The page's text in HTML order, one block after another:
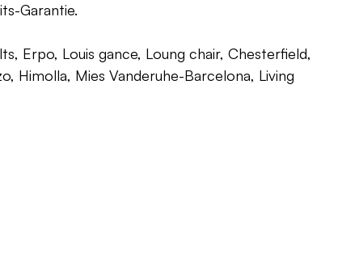
Garantie.
Erpo, Louis gance, Loung chair, Chesterfield,
Himolla, Mies Vanderuhe-Barcelona, Living